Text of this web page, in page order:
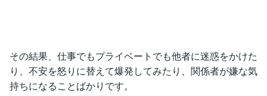
その結果、仕事でもプライベートでも他者に迷惑をかけた
り、不安を怒りに替えて爆発してみたり、関係者が嫌な気
持ちになることばかりです。